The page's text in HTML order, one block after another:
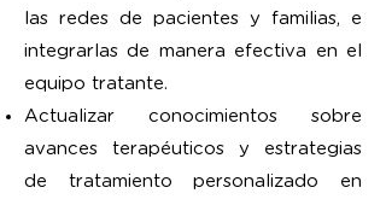
las redes de pacientes y familias, e
integrarlas de manera efectiva en el
equipo tratante.
Actualizar conocimientos sobre
avances terapéuticos y estrategias
de tratamiento personalizado en